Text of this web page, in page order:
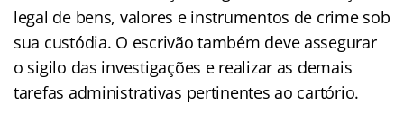
legal de bens, valores e instrumentos de crime sob
sua custódia. O escrivão também deve assegurar
o sigilo das investigações e realizar as demais
tarefas administrativas pertinentes ao cartório.